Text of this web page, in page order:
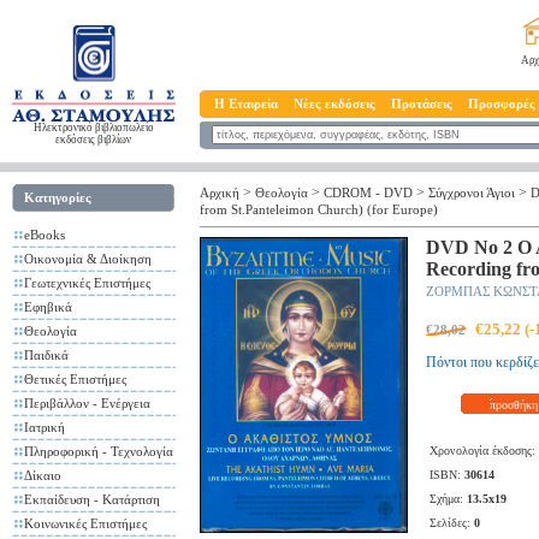
Ηλεκτρονικό βιβλιοπωλείο
εκδόσεις βιβλίων
Η Εταιρεία Νέες εκδόσεις Προτάσεις Προσφορές
Κατηγορίες
eBooks
Οικονομία & Διοίκηση
Γεωτεχνικές Επιστήμες
Εφηβικά
Θεολογία
Παιδικά
Θετικές Επιστήμες
Περιβάλλον - Ενέργεια
Ιατρική
Πληροφορική - Τεχνολογία
Δίκαιο
Εκπαίδευση - Κατάρτιση
Κοινωνικές Επιστήμες
Αρχική > Θεολογία > CDROM - DVD > Σύγχρονοι Άγιοι >
from St.Panteleimon Church) (for Europe)
DVD No 2 Ο
Recording
ΖΟΡΜΠΑΣ
€28,02 €25,22
Πόντοι που
προσθήκη
Χρονολογία έκδοσης:
ISBN: 30614
Σχήμα: 13.5x19
Σελίδες: 0